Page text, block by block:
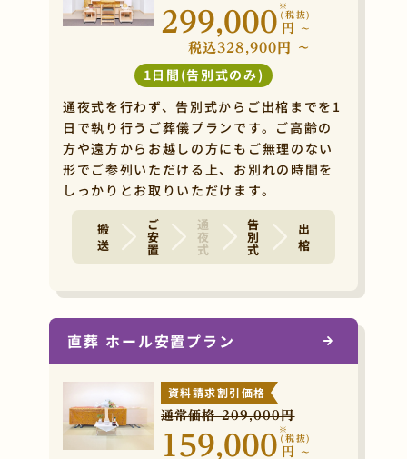
299,000
※
円
(税抜)
~
税込328,900円 ~
1日間(告別式のみ)
通夜式を行わず、告別式からご出棺までを1
日で執り行うご葬儀プランです。ご高齢の
方や遠方からお越しの方にもご無理のない
形でご参列いただける上、お別れの時間を
しっかりとお取りいただけます。
搬 送 ご安置 通夜式 告別式 出 棺
直葬 ホール安置プラン
資料請求割引価格
通常価格 209,000円
159,000
※
円
(税抜)
~